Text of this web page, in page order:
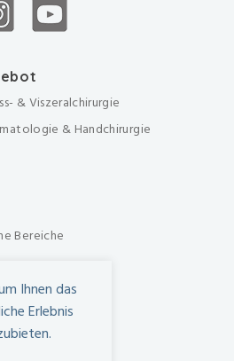
& Viszeralchirurgie
& Handchirurgie
Bereiche
Ihnen das
Erlebnis